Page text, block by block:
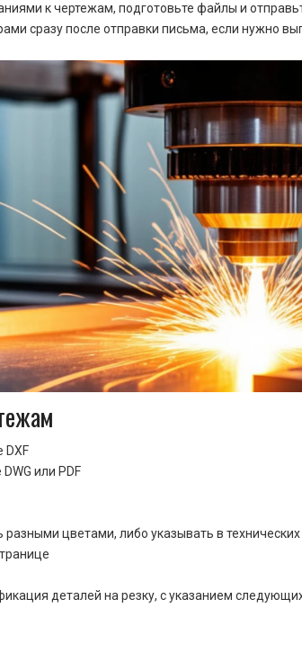
к чертежам, подготовьте файлы и
сразу после отправки письма, если нужно
DXF
или PDF
цветами, либо указывать в
деталей на резку, с указанием